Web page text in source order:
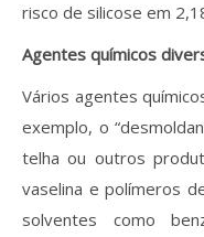
risco de silicose em
Agentes químicos
Vários agentes
exemplo, o
telha ou outros
vaselina e polímeros
solventes como